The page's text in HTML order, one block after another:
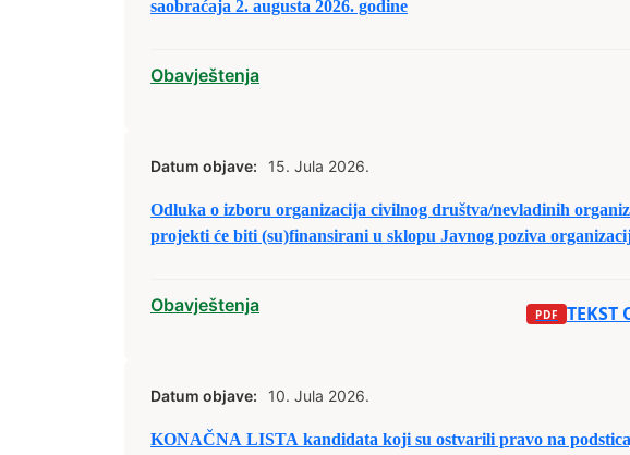
saobraćaja 2. augusta 2026. godine
Obavještenja
Datum objave: 15. Jula 2026.
Odluka o izboru organizacija civilnog društva/nevladinih
projekti će biti (su)finansirani u sklopu Javnog poziva
2026. godinu.
Obavještenja TEKST
Datum objave: 10. Jula 2026.
KONAČNA LISTA kandidata koji su ostvarili pravo na